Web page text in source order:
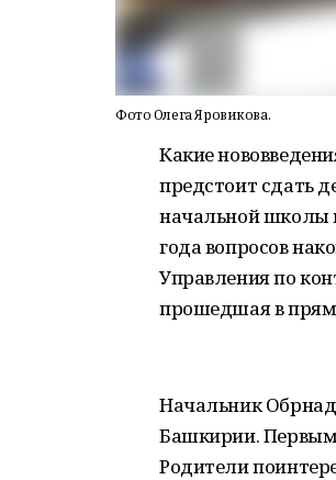
Фото Олега Яровикова.
Какие
предстоит сдать
начальной школы
года вопросов
Управления по
прошедшая в
Начальник
Башкирии. Первым
Родители